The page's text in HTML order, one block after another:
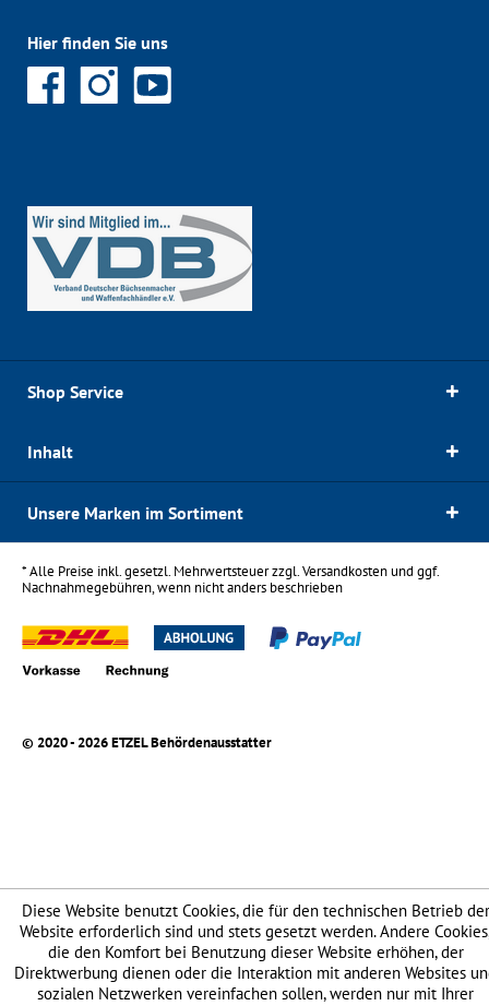
Hier finden Sie uns
Shop Service
Inhalt
Unsere Marken im Sortiment
* Alle Preise inkl. gesetzl. Mehrwertsteuer zzgl.Versandkostenund ggf.
Nachnahmegebühren, wenn nicht anders beschrieben
© 2020 - 2026 ETZEL Behördenausstatter
Diese Website benutzt Cookies, die für den technischen Betrieb der
Website erforderlich sind und stets gesetzt werden. Andere
die den Komfort bei Benutzung dieser Website erhöhen, der
Direktwerbung dienen oder die Interaktion mit anderen Websites
sozialen Netzwerken vereinfachen sollen, werden nur mit Ihrer